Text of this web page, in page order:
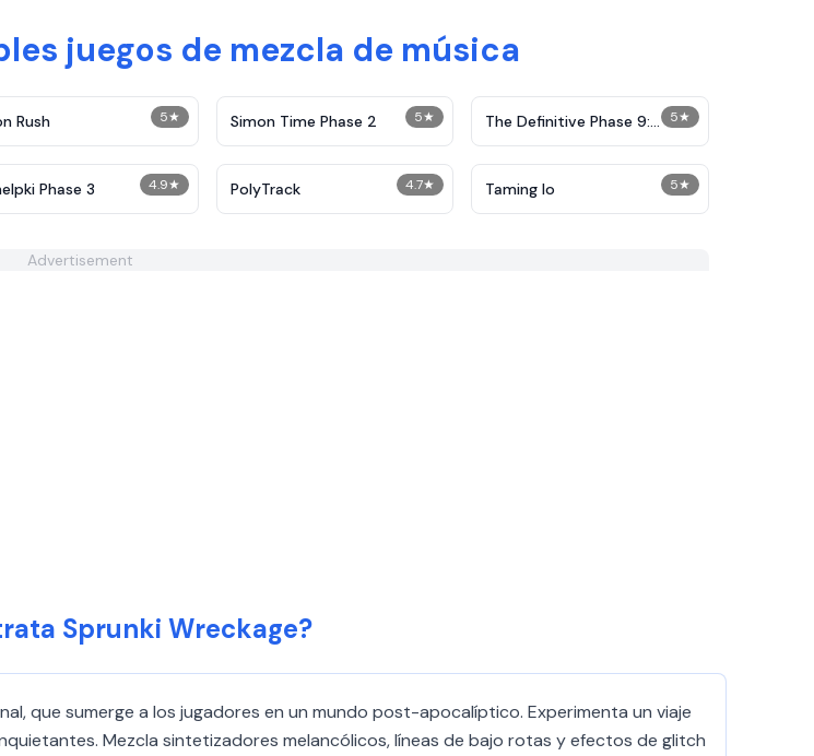
juegos de mezcla de música
5★
Rush 5★
Simon Time Phase 2 5★
The Definitive Phase 9:
Demolition
4.9★
Phase 3 4.7★
PolyTrack 5★
Taming Io
Advertisement
Sprunki Wreckage?
que sumerge a los jugadores en un mundo post-apocalíptico. Experimenta un viaje
Mezcla sintetizadores melancólicos, líneas de bajo rotas y efectos de glitch